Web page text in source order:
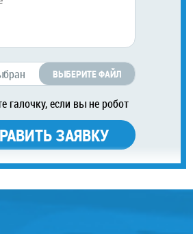
ВЫБЕРИТЕ ФАЙЛ
галочку, если вы не робот